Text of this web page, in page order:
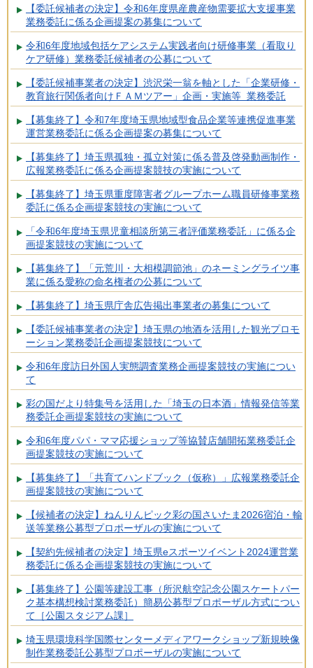
【委託候補者の決定】令和6年度県産農産物需要拡大支援事業
業務委託に係る企画提案の募集について
令和6年度地域包括ケアシステム実践者向け研修事業（看取り
ケア研修）業務委託候補者の公募について
【委託候補事業者の決定】渋沢栄一翁を軸とした「企業研修・
教育旅行関係者向けＦＡＭツアー」企画・実施等 業務委託
【募集終了】令和7年度埼玉県地域型食品企業等連携促進事業
運営業務委託に係る企画提案の募集について
【募集終了】埼玉県孤独・孤立対策に係る普及啓発動画制作・
広報業務委託に係る企画提案競技の実施について
【募集終了】埼玉県重度障害者グループホーム職員研修事業務
委託に係る企画提案競技の実施について
「令和6年度埼玉県児童相談所第三者評価業務委託」に係る企
画提案競技の実施について
【募集終了】「元荒川・大相模調節池」のネーミングライツ事
業に係る愛称の命名権者の公募について
【募集終了】埼玉県庁舎広告掲出事業者の募集について
【委託候補事業者の決定】埼玉県の地酒を活用した観光プロモ
ーション業務委託企画提案競技について
令和6年度訪日外国人実態調査業務企画提案競技の実施につい
て
彩の国だより特集号を活用した「埼玉の日本酒」情報発信等業
務委託企画提案競技の実施について
令和6年度パパ・ママ応援ショップ等協賛店舗開拓業務委託企
画提案競技の実施について
【募集終了】「共育てハンドブック（仮称）」広報業務委託企
画提案競技の実施について
【候補者の決定】ねんりんピック彩の国さいたま2026宿泊・輸
送等業務公募型プロポーザルの実施について
【契約先候補者の決定】埼玉県eスポーツイベント2024運営業
務委託に係る企画提案競技の実施について
【募集終了】公園等建設工事（所沢航空記念公園スケートパー
ク基本構想検討業務委託）簡易公募型プロポーザル方式につい
て［公園スタジアム課］
埼玉県環境科学国際センターメディアワークショップ新規映像
制作業務委託公募型プロポーザルの実施について